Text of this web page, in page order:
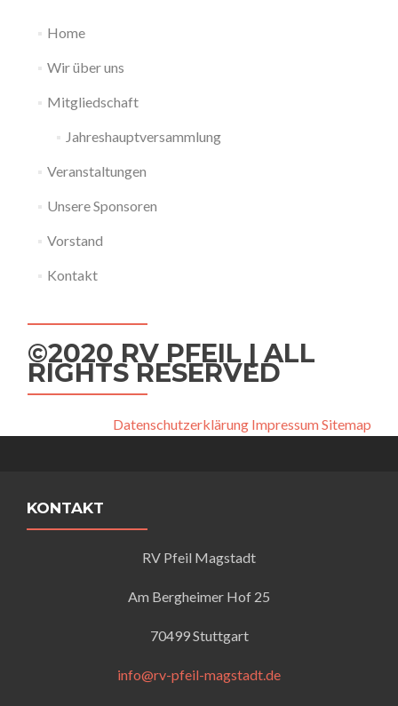
Home
Wir über uns
Mitgliedschaft
Jahreshauptversammlung
Veranstaltungen
Unsere Sponsoren
Vorstand
Kontakt
©2020 RV PFEIL | ALL
RIGHTS RESERVED
Datenschutzerklärung ImpressumSitemap
KONTAKT
RV Pfeil Magstadt
Am Bergheimer Hof 25
70499 Stuttgart
info@rv-pfeil-magstadt.de